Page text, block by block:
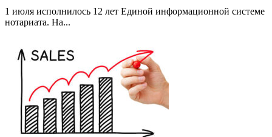
1 июля исполнилось 12 лет Единой информационной системе
нотариата. На...